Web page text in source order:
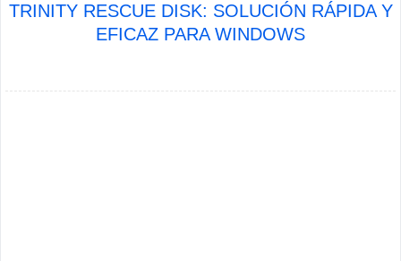
TRINITY RESCUE DISK: SOLUCIÓN RÁPIDA Y
EFICAZ PARA WINDOWS